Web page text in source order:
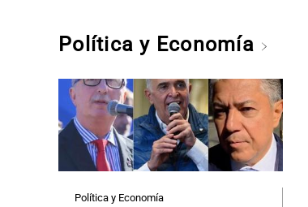
Política y Economía
Política y Economía